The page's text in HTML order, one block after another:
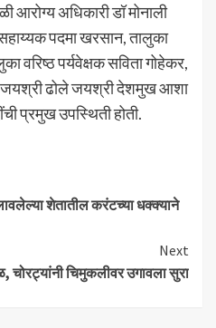
आरोग्य अधिकारी डॉ मोनाली
पदमा खरसान, तालुका
पर्यवेक्षक सविता गोहेकर,
ढोले जयश्री देशमुख आशा
प्रमुख उपस्थिती होती.
शेतातील करंटच्या धक्क्याने
Next
चोरट्यांनी चिमुकलीवर उगावला सुरा